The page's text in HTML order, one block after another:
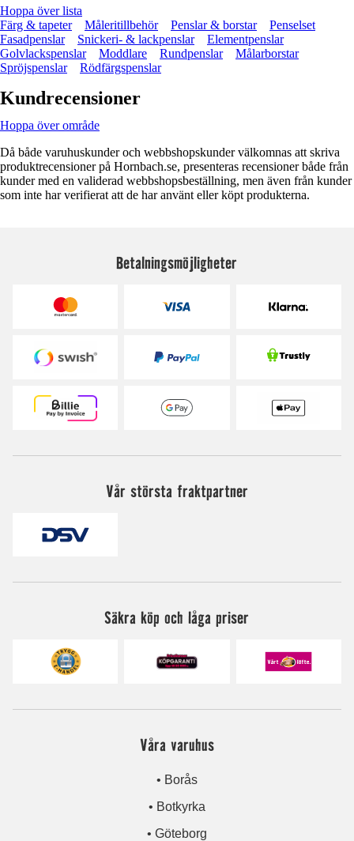
Hoppa över lista
Färg & tapeter
Måleritillbehör Penslar & borstar
Penselset
Fasadpenslar
Snickeri- & lackpenslar
Elementpenslar
Golvlackspenslar
Moddlare Rundpenslar
Målarborstar
Spröjspenslar
Rödfärgspenslar
Kundrecensioner
Hoppa över område
Då både varuhuskunder och webbshopskunder välkomnas att skriva
produktrecensioner på Hornbach.se, presenteras recensioner både från
kunder med en validerad webbshopsbeställning, men även från kunder
som inte har verifierat att de har använt eller köpt produkterna.
Betalningsmöjligheter
Vår största fraktpartner
Säkra köp och låga priser
Våra varuhus
• Borås
• Botkyrka
• Göteborg